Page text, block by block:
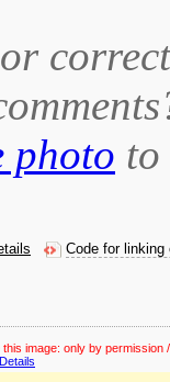
photo
Code for linking
image: only by permission
Details